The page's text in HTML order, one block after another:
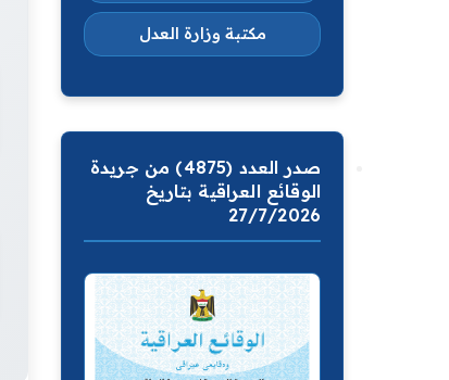
مكتبة وزارة العدل
صدر العدد (4875) من جريدة
الوقائع العراقية بتاريخ
27/7/2026